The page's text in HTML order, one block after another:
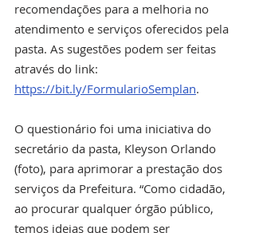
recomendações para a melhoria no
atendimento e serviços oferecidos pela
pasta. As sugestões podem ser feitas
através do link:
https://bit.ly/FormularioSemplan.
O questionário foi uma iniciativa do
secretário da pasta, Kleyson Orlando
(foto), para aprimorar a prestação dos
serviços da Prefeitura. “Como cidadão,
ao procurar qualquer órgão público,
temos ideias que podem ser